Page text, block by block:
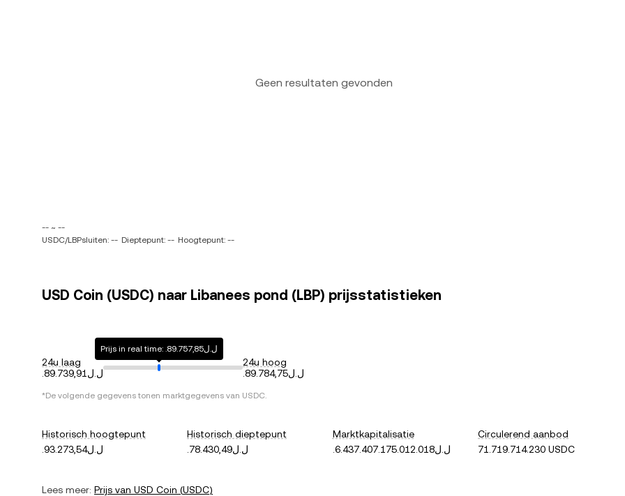
Geen resultaten gevonden
-- ~ --
USDC/LBPsluiten: -- Dieptepunt: -- Hoogtepunt: --
USD Coin (USDC) naar Libanees pond (LBP) prijsstatistieken
24u laag
.ل.ل89.739,91
Prijs in real time: .ل.ل89.757,85
24u hoog
.ل.ل89.784,75
*De volgende gegevens tonen marktgegevens van USDC.
Historisch hoogtepunt
.ل.ل93.273,54
Historisch dieptepunt
.ل.ل78.430,49
Marktkapitalisatie
.ل.ل6.437.407.175.012.018
Circulerend aanbod
71.719.714.230 USDC
Lees meer: Prijs van USD Coin (USDC)